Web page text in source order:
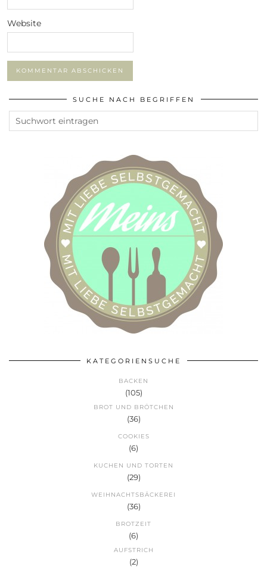
Website
SUCHE NACH BEGRIFFEN
KATEGORIENSUCHE
BACKEN
(105)
BROT UND BRÖTCHEN
(36)
COOKIES
(6)
KUCHEN UND TORTEN
(29)
WEIHNACHTSBÄCKEREI
(36)
BROTZEIT
(6)
AUFSTRICH
(2)